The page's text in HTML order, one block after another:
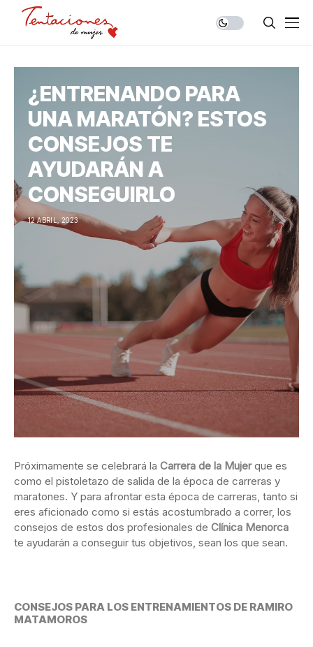
¿ENTRENANDO PARA
UNA MARATÓN? ESTOS
CONSEJOS TE
AYUDARÁN A
CONSEGUIRLO
12 ABRIL, 2023
Próximamente se celebrará la Carrera de la Mujerque es
como el pistoletazo de salida de la época de carreras y
maratones. Y para afrontar esta época de carreras, tanto si
eres aficionado como si estás acostumbrado a correr, los
consejos de estos dos profesionales de Clínica Menorca
te ayudarán a conseguir tus objetivos, sean los que sean.
CONSEJOS PARA LOS ENTRENAMIENTOS DE RAMIRO
MATAMOROS